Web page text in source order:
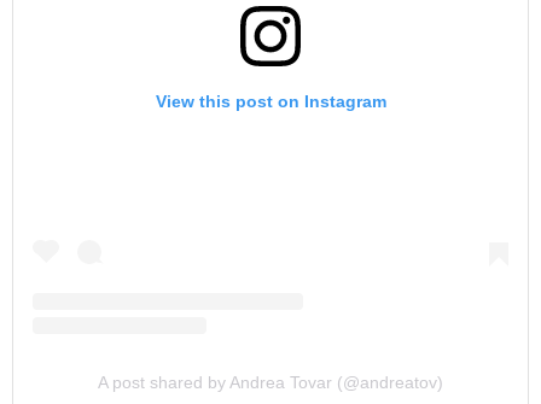
View this post on Instagram
A post shared by Andrea Tovar (@andreatov)